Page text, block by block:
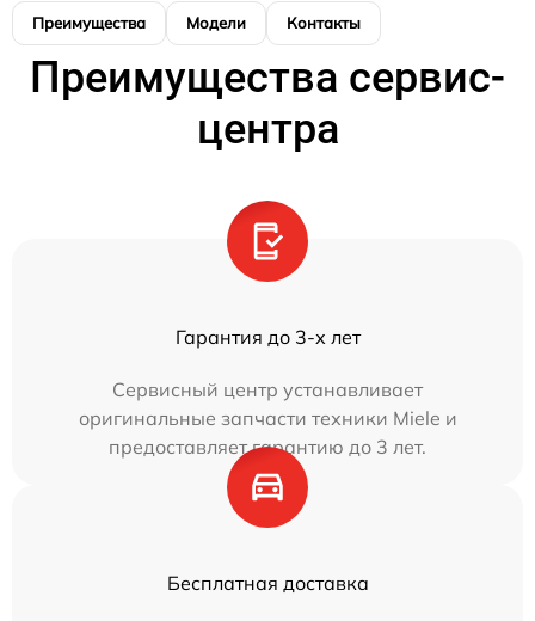
Преимущества Модели Контакты
Преимущества сервис-
центра
Гарантия до 3-х лет
Сервисный центр устанавливает
оригинальные запчасти техники Miele и
предоставляет гарантию до 3 лет.
Бесплатная доставка